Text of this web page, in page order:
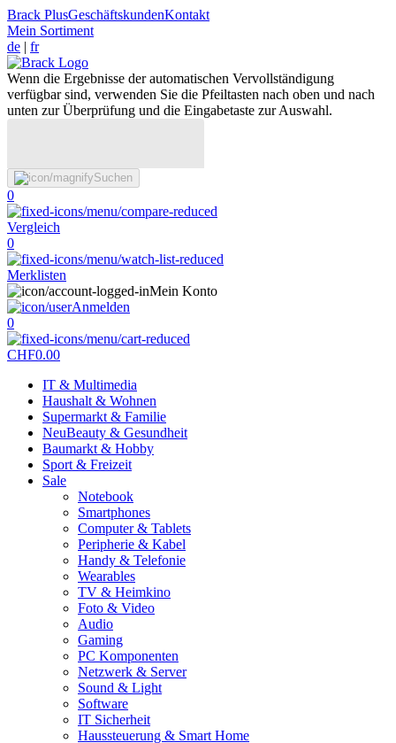
Brack PlusGeschäftskundenKontakt
Mein Sortiment
de | fr
Wenn die Ergebnisse der automatischen Vervollständigung
verfügbar sind, verwenden Sie die Pfeiltasten nach oben und nach
unten zur Überprüfung und die Eingabetaste zur Auswahl.
Suchen
0
Vergleich
0
Merklisten
Mein Konto
Anmelden
0
CHF0.00
IT & Multimedia
Haushalt & Wohnen
Supermarkt & Familie
NeuBeauty & Gesundheit
Baumarkt & Hobby
Sport & Freizeit
Sale
Notebook
Smartphones
Computer & Tablets
Peripherie & Kabel
Handy & Telefonie
Wearables
TV & Heimkino
Foto & Video
Audio
Gaming
PC Komponenten
Netzwerk & Server
Sound & Light
Software
IT Sicherheit
Haussteuerung & Smart Home